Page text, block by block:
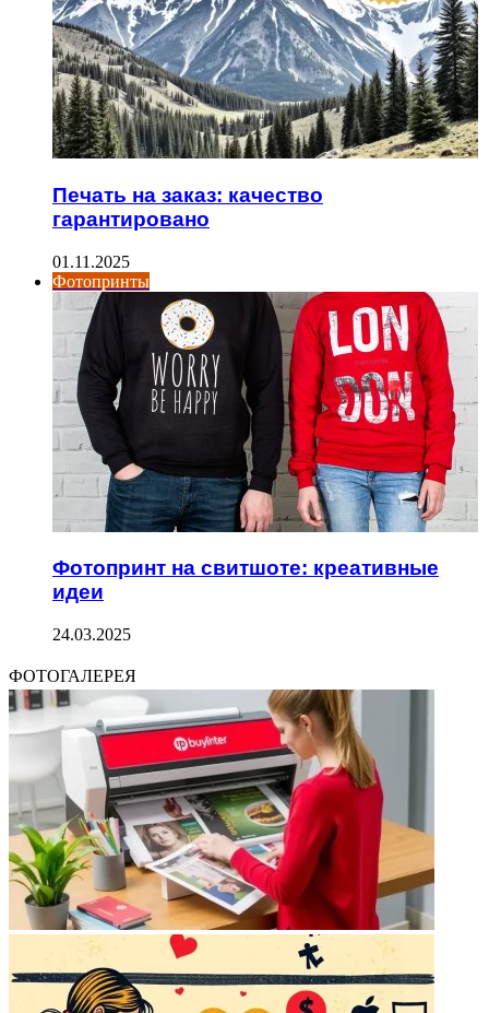
Печать на заказ: качество
гарантировано
01.11.2025
Фотопринты
Фотопринт на свитшоте: креативные
идеи
24.03.2025
ФОТОГАЛЕРЕЯ